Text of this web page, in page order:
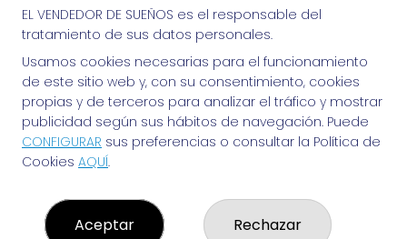
Si puedes soñarlo, puedes hacerlo, ¡mucha
suerte!
EL VENDEDOR DE SUEÑOS
¿Quiénes somos?
Resultados
Contacto
Empresas
EL VENDEDOR DE SUEÑOS es el responsable del
tratamiento de sus datos personales.
Usamos cookies necesarias para el funcionamiento
de este sitio web y, con su consentimiento, cookies
propias y de terceros para analizar el tráfico y mostrar
publicidad según sus hábitos de navegación. Puede
CONFIGURAR sus preferencias o consultar la Política de
Cookies AQUÍ.
Aceptar Rechazar